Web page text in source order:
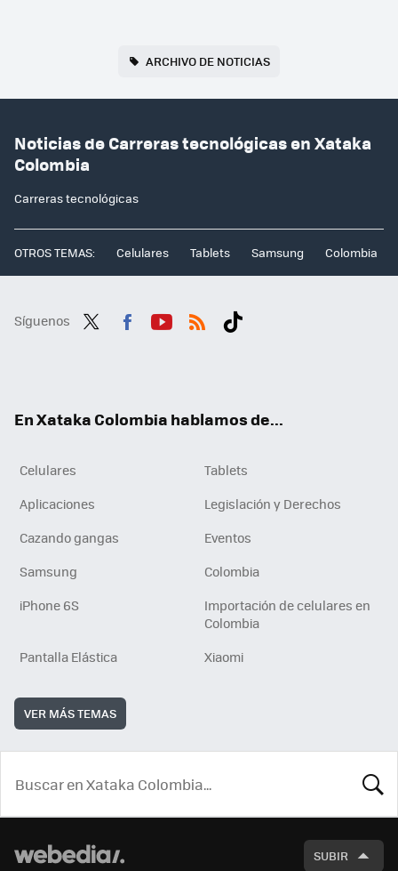
ARCHIVO DE NOTICIAS
Noticias de Carreras tecnológicas en Xataka
Colombia
Carreras tecnológicas
OTROS TEMAS: Celulares Tablets Samsung Colombia
Síguenos
En Xataka Colombia hablamos de...
Celulares
Tablets
Aplicaciones
Legislación y Derechos
Cazando gangas
Eventos
Samsung
Colombia
iPhone 6S
Importación de celulares en
Colombia
Pantalla Elástica
Xiaomi
VER MÁS TEMAS
SUBIR